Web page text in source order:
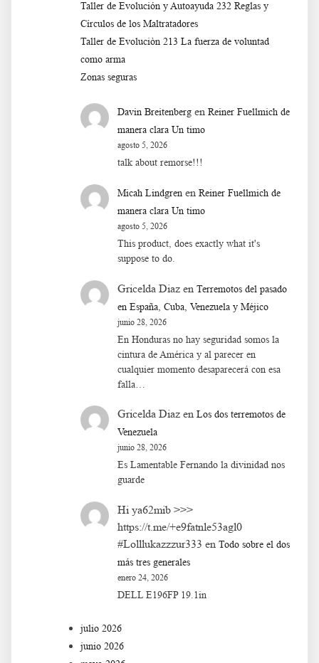
Taller de Evolución y Autoayuda 232 Reglas y
Círculos de los Maltratadores
Taller de Evoluciòn 213 La fuerza de voluntad
como arma
Zonas seguras
Davin Breitenberg en Reiner Fuellmich de
manera clara Un timo
agosto 5, 2026
talk about remorse!!!
Micah Lindgren en Reiner Fuellmich de
manera clara Un timo
agosto 5, 2026
This product, does exactly what it's
suppose to do.
Gricelda Diaz en Terremotos del pasado
en España, Cuba, Venezuela y Méjico
junio 28, 2026
En Honduras no hay seguridad somos la
cintura de América y al parecer en
cualquier momento desaparecerá con esa
falla…
Gricelda Diaz en Los dos terremotos de
Venezuela
junio 28, 2026
Es Lamentable Fernando la divinidad nos
guarde
Hi ya62mib >>>
https://t.me/+e9fatnle53agl0
#Lolllukazzzur333 en Todo sobre el dos
más tres generales
enero 24, 2026
DELL E196FP 19.1in
julio 2026
junio 2026